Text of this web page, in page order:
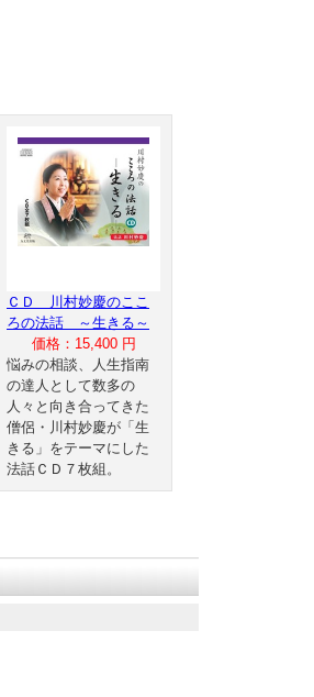
ＣＤ 川村妙慶のここ
ろの法話 ～生きる～
価格：15,400 円
悩みの相談、人生指南
の達人として数多の
人々と向き合ってきた
僧侶・川村妙慶が「生
きる」をテーマにした
法話ＣＤ７枚組。